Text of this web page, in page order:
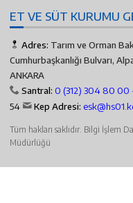
ET VE SÜT KURUMU
Adres: Tarım ve Orman
Cumhurbaşkanlığı Bulvarı,
ANKARA
Santral: 0 (312) 304 80 00
54
Kep Adresi:
Tüm hakları saklıdır. Bilgi İşlem
Müdürlüğü